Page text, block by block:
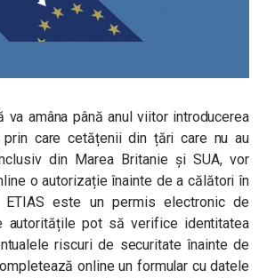
va amâna până anul viitor introducerea
prin care cetățenii din țări care nu au
din Marea Britanie și SUA, vor
o autorizație înainte de a călători în
ETIAS este un permis electronic de
autoritățile pot să verifice identitatea
riscuri de securitate înainte de
online un formular cu datele